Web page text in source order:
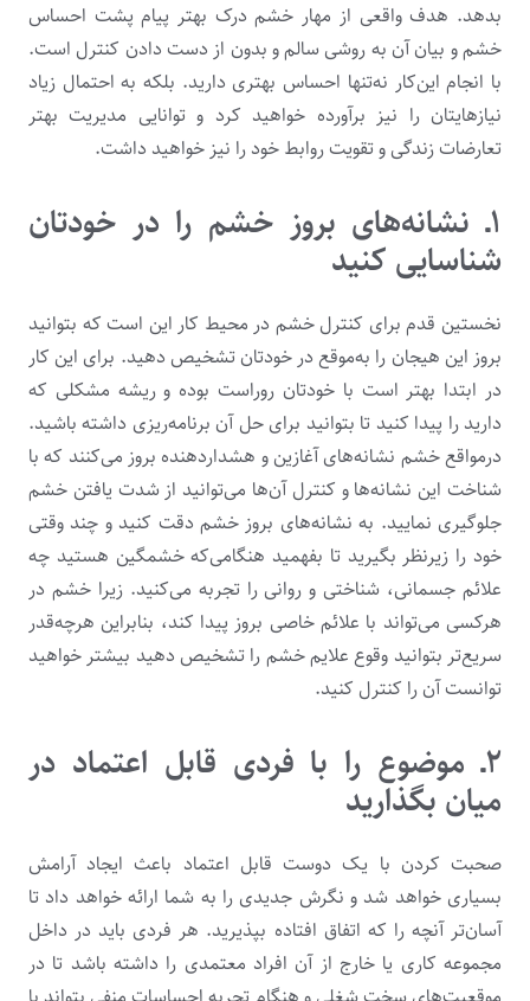
بدهد. هدف واقعی از مهار خشم درک بهتر پیام پشت احساس
خشم و بیان آن به روشی سالم و بدون از دست دادن کنترل است.
با انجام این‌کار نه‌تنها احساس بهتری دارید. بلکه به احتمال زیاد
نیازهایتان را نیز برآورده خواهید کرد و توانایی مدیریت بهتر
تعارضات زندگی و تقویت روابط خود را نیز خواهید داشت.
۱ـ نشانه‌های بروز خشم را در خودتان
شناسایی کنید
نخستین قدم برای کنترل خشم در محیط کار این است که بتوانید
بروز این هیجان را به‌موقع در خودتان تشخیص دهید. برای این کار
در ابتدا بهتر است با خودتان روراست بوده و ریشه مشکلی که
دارید را پیدا کنید تا بتوانید برای حل آن برنامه‌ریزی داشته باشید.
درمواقع خشم نشانه‌های آغازین و هشداردهنده بروز می‌کنند که با
شناخت این نشانه‌ها و کنترل آن‌ها می‌توانید از شدت یافتن خشم
جلوگیری نمایید. به نشانه‌های بروز خشم دقت کنید و چند وقتی
خود را زیرنظر بگیرید تا بفهمید هنگامی‌که خشمگین هستید چه
علائم جسمانی، شناختی و روانی را تجربه می‌کنید. زیرا خشم در
هرکسی می‌تواند با علائم خاصی بروز پیدا کند، بنابراین هرچه‌قدر
سریع‌تر بتوانید وقوع علایم خشم را تشخیص دهید بیشتر خواهید
توانست آن ‌را کنترل کنید.
۲ـ موضوع را با فردی قابل اعتماد در
میان بگذارید
صحبت کردن با یک دوست قابل اعتماد باعث ایجاد آرامش
بسیاری خواهد شد و نگرش جدیدی را به شما ارائه خواهد داد تا
آسان‌تر آنچه را که اتفاق افتاده بپذیرید. هر فردی باید در داخل
مجموعه کاری یا خارج از آن افراد معتمدی را داشته باشد تا در